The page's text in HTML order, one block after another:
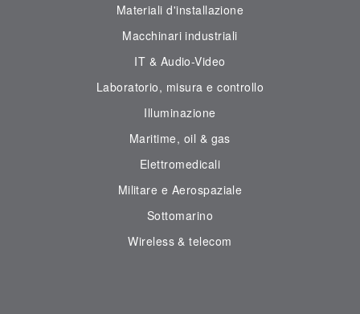
Materiali d'installazione
Macchinari industriali
IT & Audio-Video
Laboratorio, misura e controllo
Illuminazione
Maritime, oil & gas
Elettromedicali
Militare e Aerospaziale
Sottomarino
Wireless & telecom